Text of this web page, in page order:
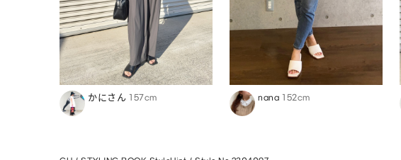
かにさん 157cm nana 152cm